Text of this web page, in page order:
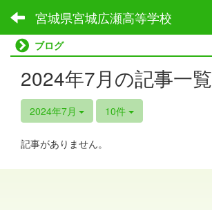
宮城県宮城広瀬高等学校
ブログ
2024年7月の記事一覧
2024年7月 10件
記事がありません。